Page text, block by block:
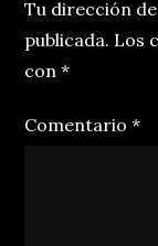
Tu dirección
publicada. Los
con*
Comentario*